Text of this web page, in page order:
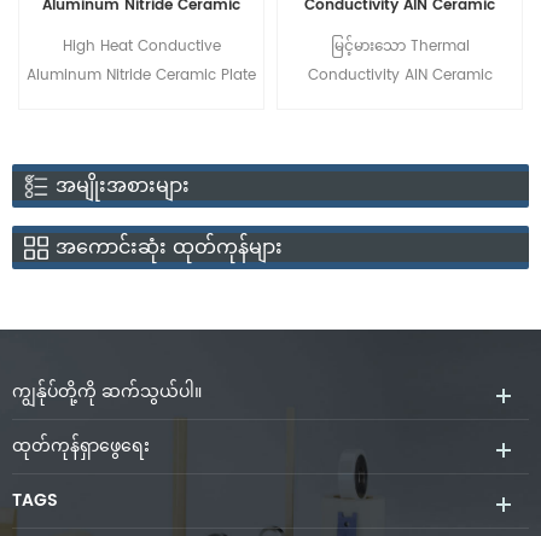
Aluminum Nitride Ceramic
Plate
High Heat Conductive
Aluminum Nitride Ceramic Plate
Conductivity AlN Ceramic
Substrate
မြင့်မားသော Thermal
Conductivity AlN Ceramic
အမျိုးအစားများ
အကောင်းဆုံး ထုတ်ကုန်များ
ကျွန်ုပ်တို့ကို ဆက်သွယ်ပါ။
ထုတ်ကုန်ရှာဖွေရေး
TAGS